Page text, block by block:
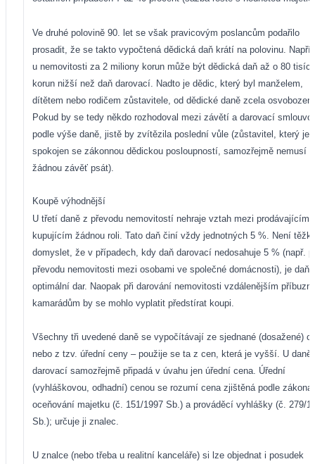
Ve druhé polovině 90. let se však pravicovým poslancům podařilo
prosadit, že se takto vypočtená dědická daň krátí na polovinu.
u nemovitosti za 2 miliony korun může být dědická daň až o 80 tisíc
korun nižší než daň darovací. Nadto je dědic, který byl manželem,
dítětem nebo rodičem zůstavitele, od dědické daně zcela osvobozen.
Pokud by se tedy někdo rozhodoval mezi závětí a darovací
podle výše daně, jistě by zvítězila poslední vůle (zůstavitel, který je
spokojen se zákonnou dědickou posloupností, samozřejmě nemusí
žádnou závěť psát).
Koupě výhodnější
U třetí daně z převodu nemovitostí nehraje vztah mezi prodávajícím
kupujícím žádnou roli. Tato daň činí vždy jednotných 5 %. Není
domyslet, že v případech, kdy daň darovací nedosahuje 5 % (např.
převodu nemovitosti mezi osobami ve společné domácnosti), je
optimální dar. Naopak při darování nemovitosti vzdálenějším
kamarádům by se mohlo vyplatit předstírat koupi.
Všechny tři uvedené daně se vypočítávají ze sjednané (dosažené)
nebo z tzv. úřední ceny – použije se ta z cen, která je vyšší. U daně
darovací samozřejmě připadá v úvahu jen úřední cena. Úřední
(vyhláškovou, odhadní) cenou se rozumí cena zjištěná podle zákona
oceňování majetku (č. 151/1997 Sb.) a prováděcí vyhlášky (č. 279/
Sb.); určuje ji znalec.
U znalce (nebo třeba u realitní kanceláře) si lze objednat i posudek